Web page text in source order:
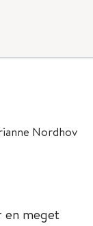
Nordhov
en meget